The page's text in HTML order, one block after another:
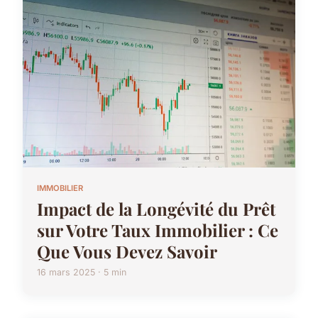
IMMOBILIER
Impact de la Longévité du Prêt
sur Votre Taux Immobilier : Ce
Que Vous Devez Savoir
16 mars 2025 · 5 min